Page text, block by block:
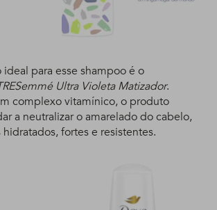
para esse shampoo é o
Ultra Violeta Matizador.
complexo vitamínico, o produto
a neutralizar o amarelado do cabelo,
fortes e resistentes.